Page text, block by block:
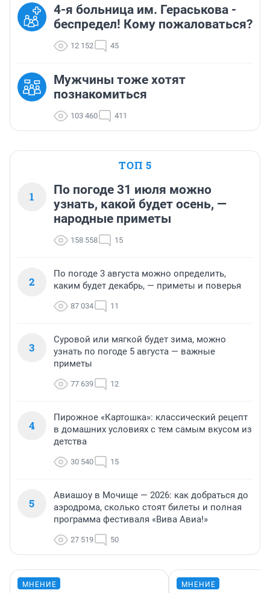
4-я больница им. Гераськова -
беспредел! Кому пожаловаться?
12 152 45
Мужчины тоже хотят
познакомиться
103 460 411
ТОП 5
1
По погоде 31 июля можно
узнать, какой будет осень, —
народные приметы
158 558 15
2
По погоде 3 августа можно определить,
каким будет декабрь, — приметы и поверья
87 034 11
3
Суровой или мягкой будет зима, можно
узнать по погоде 5 августа — важные
приметы
77 639 12
4
Пирожное «Картошка»: классический рецепт
в домашних условиях с тем самым вкусом из
детства
30 540 15
5
Авиашоу в Мочище — 2026: как добраться до
аэродрома, сколько стоят билеты и полная
программа фестиваля «Вива Авиа!»
27 519 50
МНЕНИЕ МНЕНИЕ